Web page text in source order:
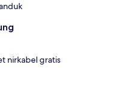
nirkabel gratis